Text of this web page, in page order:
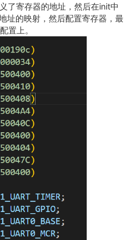
了寄存器的地址，然后在init中
址的映射，然后配置寄存器，最
置上。